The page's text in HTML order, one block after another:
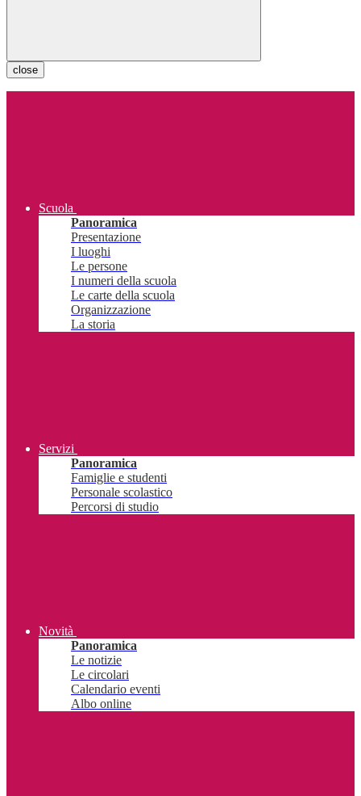
close
Scuola
Panoramica
Presentazione
I luoghi
Le persone
I numeri della scuola
Le carte della scuola
Organizzazione
La storia
Servizi
Panoramica
Famiglie e studenti
Personale scolastico
Percorsi di studio
Novità
Panoramica
Le notizie
Le circolari
Calendario eventi
Albo online